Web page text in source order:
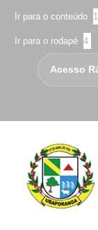
Ir para o conteúdo 1
Ir para o rodapé 4
Acesso